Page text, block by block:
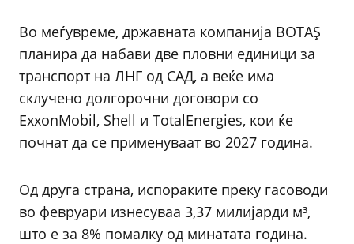
Во меѓувреме, државната компанија BOTAŞ
планира да набави две пловни единици за
транспорт на ЛНГ од САД, а веќе има
склучено долгорочни договори со
ExxonMobil, Shell и TotalEnergies, кои ќе
почнат да се применуваат во 2027 година.
Од друга страна, испораките преку гасоводи
во февруари изнесуваа 3,37 милијарди м³,
што е за 8% помалку од минатата година.